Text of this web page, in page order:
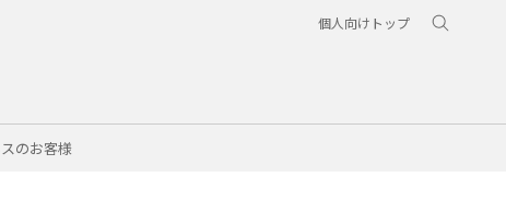
個人向けトップ
のお客様